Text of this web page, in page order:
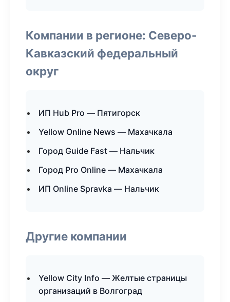
Компании в регионе: Северо-
Кавказский федеральный
округ
ИП Hub Pro — Пятигорск
Yellow Online News — Махачкала
Город Guide Fast — Нальчик
Город Pro Online — Махачкала
ИП Online Spravka — Нальчик
Другие компании
Yellow City Info — Желтые страницы
организаций в Волгоград